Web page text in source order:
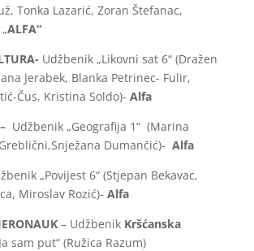
Tonka Lazarić, Zoran Štefanac,
ALFA“
Udžbenik „Likovni sat 6“ (Dražen
Jerabek, Blanka Petrinec- Fulir,
Čus, Kristina Soldo)- Alfa
Udžbenik „Geografija 1“ (Marina
Dumančić)- Alfa
„Povijest 6“ (Stjepan Bekavac,
Miroslav Rozić)- Alfa
– Udžbenik Kršćanska
sam put“ (Ružica Razum)